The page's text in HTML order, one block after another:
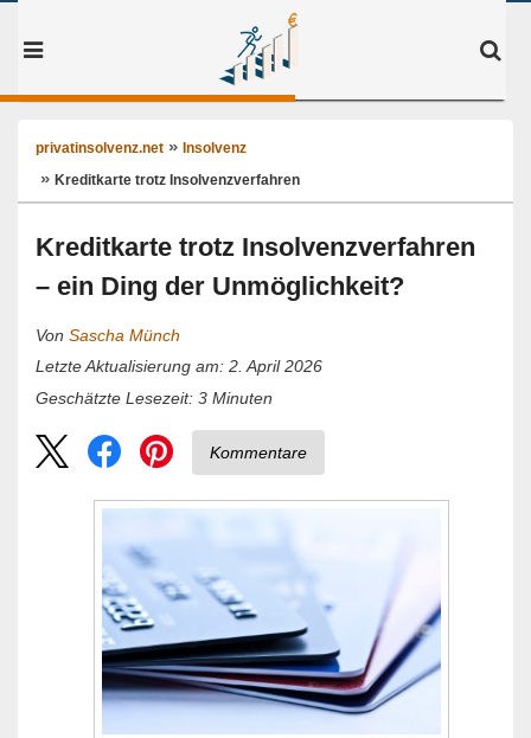
privatinsolvenz.net
Insolvenz
Kreditkarte trotz Insolvenzverfahren
Kreditkarte trotz Insolvenzverfahren
– ein Ding der Unmöglichkeit?
Von Sascha Münch
Letzte Aktualisierung am: 2. April 2026
Geschätzte Lesezeit: 3 Minuten
Kommentare